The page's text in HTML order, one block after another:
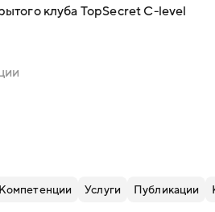
клуба TopSecret C-level
Компетенции Услуги Публикации